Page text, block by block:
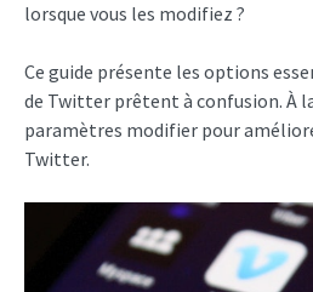
lorsque vous les modifiez ?
Ce guide présente les options
de Twitter prêtent à confusion. À
paramètres modifier pour
Twitter.